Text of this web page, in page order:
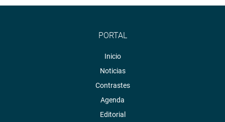
PORTAL
Inicio
Noticias
Contrastes
Agenda
Editorial